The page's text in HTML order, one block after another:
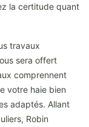
la certitude quant
travaux
sera offert
comprennent
votre haie bien
adaptés. Allant
Robin